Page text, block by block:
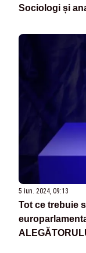
Sociologi și
5 iun. 2024, 09:13
Tot ce trebuie